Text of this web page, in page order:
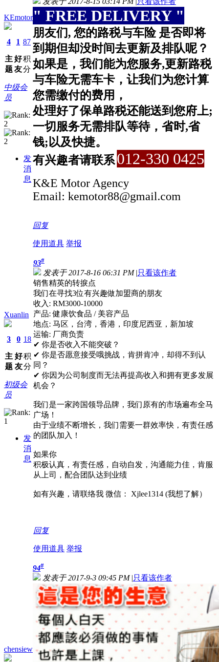
KEmotor
4
主
题
1
好
友
87
积
分
中级会
员
发
消
息
" FREE DELIVERY "
朋友们, 您的路税与车险 是否即将
到期但却没时间去更新及排队呢？
如果是，我们能为您服务,更新路税
与车险无需车卡，让我们为您计算
您需缴付的费用，
处理好了保单路税还能送到您府上;
一切服务无需排队等待，省时,省
钱;以及快捷。
有兴趣者请联系012-330 0425
K&E Motor Agency
Email: kemotor88@gmail.com
回复
使用道具 举报
Xuanlin
3
主
题
0
好
友
18
积
分
初级会
员
发
消
息
93#
发表于 2017-8-16 06:31 PM |只看该作者
销售精英的转捩点
我们在寻找3位有兴趣做加盟商的朋友
收入: RM3000-10000
产品: 健康饮食品 / 美容产品
地点: 马区，台湾，香港，印度尼西亚，新加坡
运输: 厂商负责
✔ 你是否收入不能突破？
✔ 你是否愿意接受哦挑战，肯拼肯冲，却得不到认
同？
✔ 你因为公司制度而无法再提高收入和拥有更多发展
机会？
我们是一家跨国领导品牌，我们原有的市场遍布全马
广场！
由于业绩不断增长，我们需要一群效率快，有责任感
的团队加入！
如果你
积极认真，有责任感，自动自发，沟通能力佳，肯服
从上司，配合团队达到业绩
如有兴趣，请联络我 微信： Xjlee1314 (我想了解）
回复
使用道具 举报
chensiew
94#
发表于 2017-9-3 09:45 PM |只看该作者